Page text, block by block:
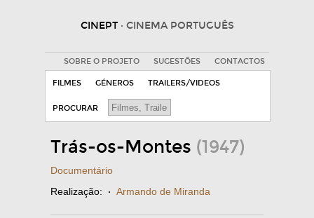
CINEPT · CINEMA PORTUGUÊS
SOBRE O PROJETO SUGESTÕES CONTACTOS
FILMES GÉNEROS TRAILERS/VIDEOS
PROCURAR
Trás-os-Montes (1947)
Documentário
Realização: · Armando de Miranda